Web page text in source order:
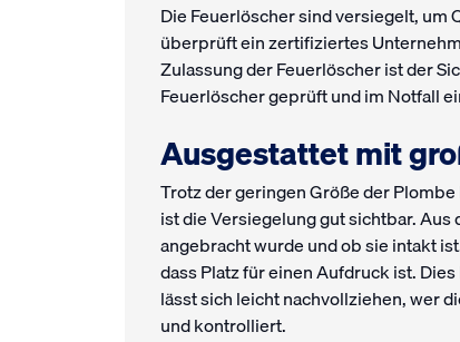
Die Feuerlöscher sind versiegelt, um
überprüft ein zertifiziertes
Zulassung der Feuerlöscher ist der
Feuerlöscher geprüft und im Notfall
Ausgestattet mit
Trotz der geringen Größe der
ist die Versiegelung gut sichtbar.
angebracht wurde und ob sie intakt
dass Platz für einen Aufdruck ist.
lässt sich leicht nachvollziehen, wer
und kontrolliert.